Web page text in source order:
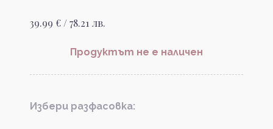
39.99 € / 78.21 лв.
Продуктът не е наличен
Избери разфасовка: